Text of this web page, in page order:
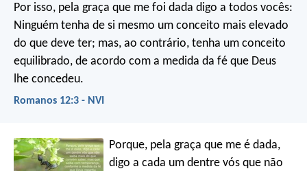
Por isso, pela graça que me foi dada digo a todos vocês:
Ninguém tenha de si mesmo um conceito mais elevado
do que deve ter; mas, ao contrário, tenha um conceito
equilibrado, de acordo com a medida da fé que Deus
lhe concedeu.
Romanos 12:3 - NVI
Porque, pela graça que me é dada,
digo a cada um dentre vós que não